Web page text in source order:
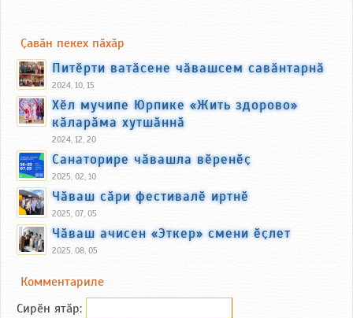
Ҫавӑн пекех пӑхӑр
Питӗрти ватӑсене чӑвашсем савӑнтарнӑ
2024, 10, 15
Хӗл мучипе Юрпике «Жить здорово»
кӑларӑма хутшӑннӑ
2024, 12, 20
Санаторире чӑвашла вӗренӗҫ
2025, 02, 10
Чӑваш сӑри фестивалӗ иртнӗ
2025, 07, 05
Чӑваш ачисен «Эткер» смени ӗҫлет
2025, 08, 05
Комментариле
Сирӗн ятӑp: